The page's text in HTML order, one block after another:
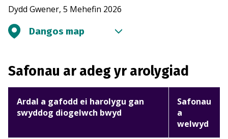
Dydd Gwener, 5 Mehefin 2026
Dangos map
Safonau ar adeg yr arolygiad
Ardal a gafodd ei harolygu gan
swyddog diogelwch bwyd
Safonau
a
welwyd